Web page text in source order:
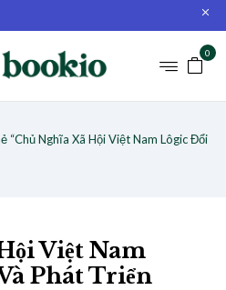
0
“Chủ Nghĩa Xã Hội Việt Nam Lôgic Đổi
Việt Nam
Phát Triển